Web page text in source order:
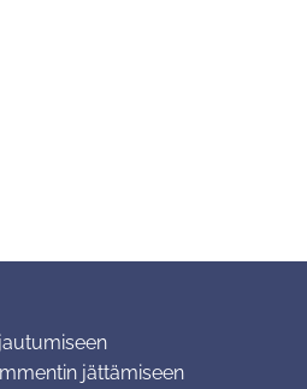
jättämiseen